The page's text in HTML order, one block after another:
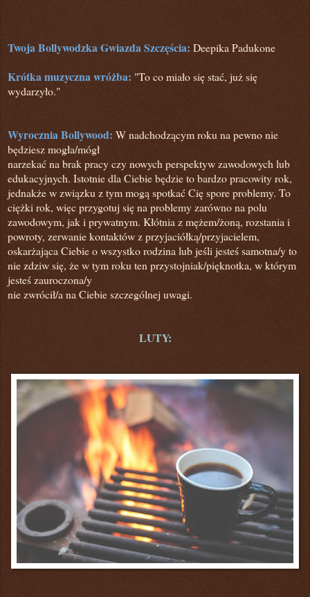
Twoja Bollywodzka Gwiazda Szczęścia: Deepika Padukone
Krótka muzyczna wróżba: "To co miało się stać, już się
wydarzyło."
Wyrocznia Bollywood: W nadchodzącym roku na pewno nie
będziesz mogła/mógł
narzekać na brak pracy czy nowych perspektyw zawodowych lub
edukacyjnych. Istotnie dla Ciebie będzie to bardzo pracowity rok,
jednakże w związku z tym mogą spotkać Cię spore problemy. To
ciężki rok, więc przygotuj się na problemy zarówno na polu
zawodowym, jak i prywatnym. Kłótnia z mężem/żoną, rozstania i
powroty, zerwanie kontaktów z przyjaciółką/przyjacielem,
oskarżająca Ciebie o wszystko rodzina lub jeśli jesteś samotna/yto
nie zdziw się, że w tym roku ten przystojniak/pięknotka, w którym
jesteś zauroczona/y
nie zwrócił/a na Ciebie szczególnej uwagi.
LUTY: